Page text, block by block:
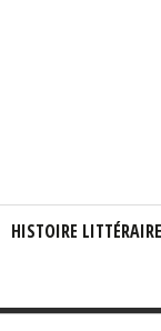
HISTOIRE LITTÉRAIRE